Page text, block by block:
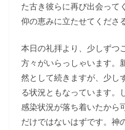
た古き彼らに再び出会って
仰の恵みに立たせてくださ
本日の礼拝より、少しずつ
方々がいらっしゃいます。
然として続きますが、少し
る状況ともなっています。
感染状況が落ち着いたから
だけではないはずです。神